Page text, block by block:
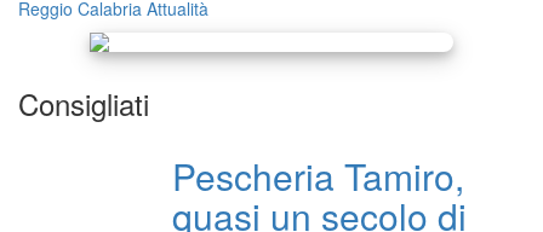
Reggio Calabria Attualità
Consigliati
Pescheria Tamiro,
quasi un secolo di